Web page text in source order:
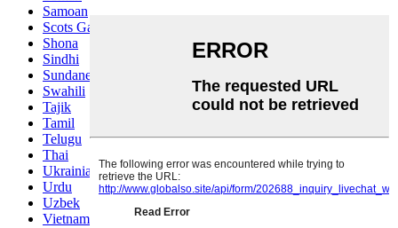
Samoan
Scots Gaelic
Shona
Sindhi
Sundanese
Swahili
Tajik
Tamil
Telugu
Thai
Ukrainian
Urdu
Uzbek
Vietnamese